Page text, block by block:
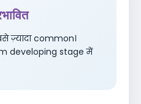
ज़्यादा common।
developing stage में